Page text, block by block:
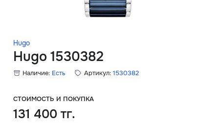
Hugo
Hugo 1530382
Наличие: Есть Артикул: 1530382
СТОИМОСТЬ И ПОКУПКА
131 400 тг.
Скидки
Главная
О нас